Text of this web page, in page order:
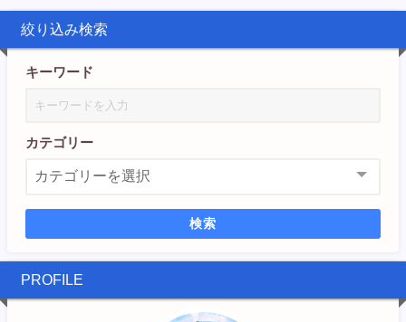
絞り込み検索
キーワード
カテゴリー
検索
PROFILE